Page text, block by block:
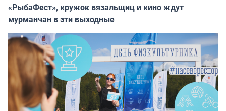
«РыбаФест», кружок вязальщиц и кино ждут
мурманчан в эти выходные